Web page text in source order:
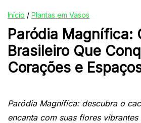
Início / Plantas em Vasos
Paródia Magnífica:
Brasileiro Que
Corações e
Paródia Magnífica: descubra o
encanta com suas flores